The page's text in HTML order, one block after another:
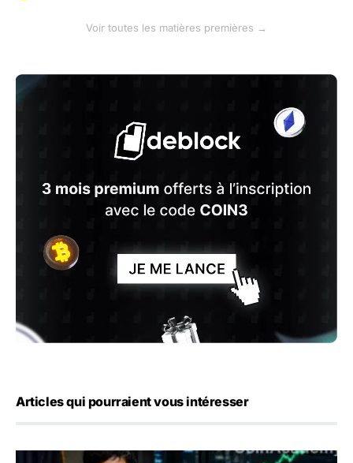
Voir toutes les matières premières →
Articles qui pourraient vous intéresser
Emploi américain : 23 000 postes détruits en juillet, les